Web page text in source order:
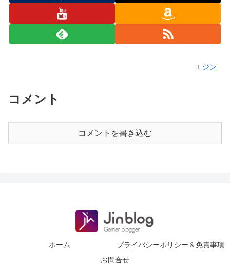
ジン
コメント
コメントを書き込む
ホーム
プライバシーポリシー＆免責事項
お問合せ